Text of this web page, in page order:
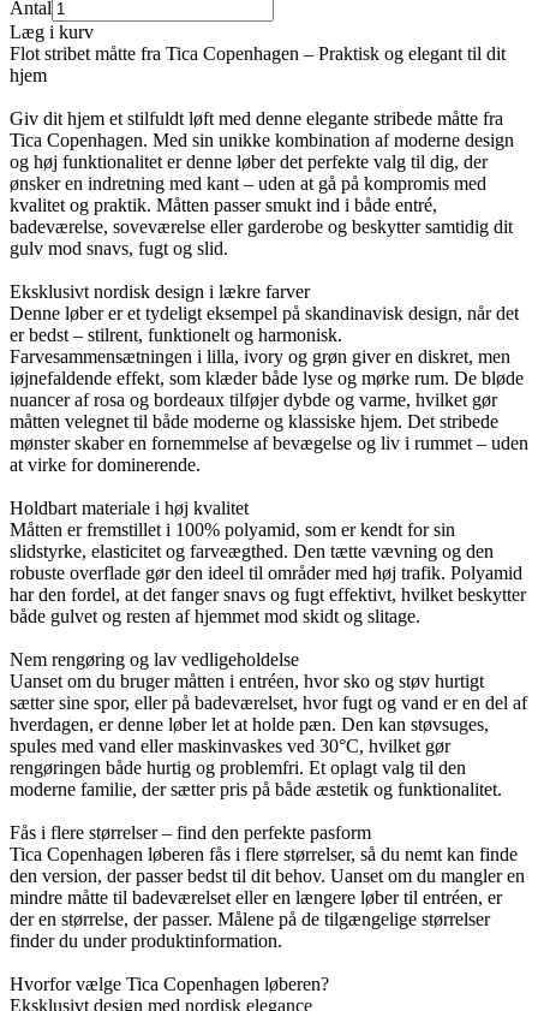
Antal
Læg i kurv
Flot stribet måtte fra Tica Copenhagen – Praktisk og elegant til dit
hjem
Giv dit hjem et stilfuldt løft med denne elegante stribede måtte fra
Tica Copenhagen. Med sin unikke kombination af moderne design
og høj funktionalitet er denne løber det perfekte valg til dig, der
ønsker en indretning med kant – uden at gå på kompromis med
kvalitet og praktik. Måtten passer smukt ind i både entré,
badeværelse, soveværelse eller garderobe og beskytter samtidig dit
gulv mod snavs, fugt og slid.
Eksklusivt nordisk design i lækre farver
Denne løber er et tydeligt eksempel på skandinavisk design, når det
er bedst – stilrent, funktionelt og harmonisk.
Farvesammensætningen i lilla, ivory og grøn giver en diskret, men
iøjnefaldende effekt, som klæder både lyse og mørke rum. De bløde
nuancer af rosa og bordeaux tilføjer dybde og varme, hvilket gør
måtten velegnet til både moderne og klassiske hjem. Det stribede
mønster skaber en fornemmelse af bevægelse og liv i rummet – uden
at virke for dominerende.
Holdbart materiale i høj kvalitet
Måtten er fremstillet i 100% polyamid, som er kendt for sin
slidstyrke, elasticitet og farveægthed. Den tætte vævning og den
robuste overflade gør den ideel til områder med høj trafik. Polyamid
har den fordel, at det fanger snavs og fugt effektivt, hvilket beskytter
både gulvet og resten af hjemmet mod skidt og slitage.
Nem rengøring og lav vedligeholdelse
Uanset om du bruger måtten i entréen, hvor sko og støv hurtigt
sætter sine spor, eller på badeværelset, hvor fugt og vand er en del af
hverdagen, er denne løber let at holde pæn. Den kan støvsuges,
spules med vand eller maskinvaskes ved 30°C, hvilket gør
rengøringen både hurtig og problemfri. Et oplagt valg til den
moderne familie, der sætter pris på både æstetik og funktionalitet.
Fås i flere størrelser – find den perfekte pasform
Tica Copenhagen løberen fås i flere størrelser, så du nemt kan finde
den version, der passer bedst til dit behov. Uanset om du mangler en
mindre måtte til badeværelset eller en længere løber til entréen, er
der en størrelse, der passer. Målene på de tilgængelige størrelser
finder du under produktinformation.
Hvorfor vælge Tica Copenhagen løberen?
Eksklusivt design med nordisk elegance